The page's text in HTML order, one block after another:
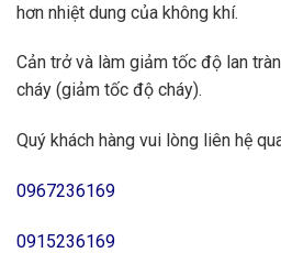
hơn nhiệt dung của không khí.
Cản trở và làm giảm tốc độ lan
cháy (giảm tốc độ cháy).
Quý khách hàng vui lòng liên hệ
0967236169
0915236169